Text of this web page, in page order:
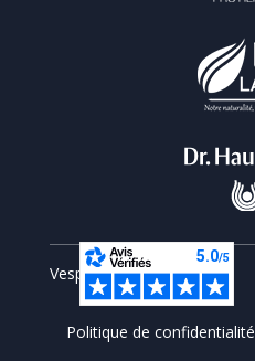
Vesperiart © 2026
Politique de confidentialité